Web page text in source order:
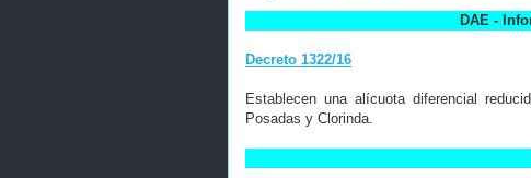
DAE -
Decreto 1322/16
Establecen una alícuota diferencial
Posadas y Clorinda.